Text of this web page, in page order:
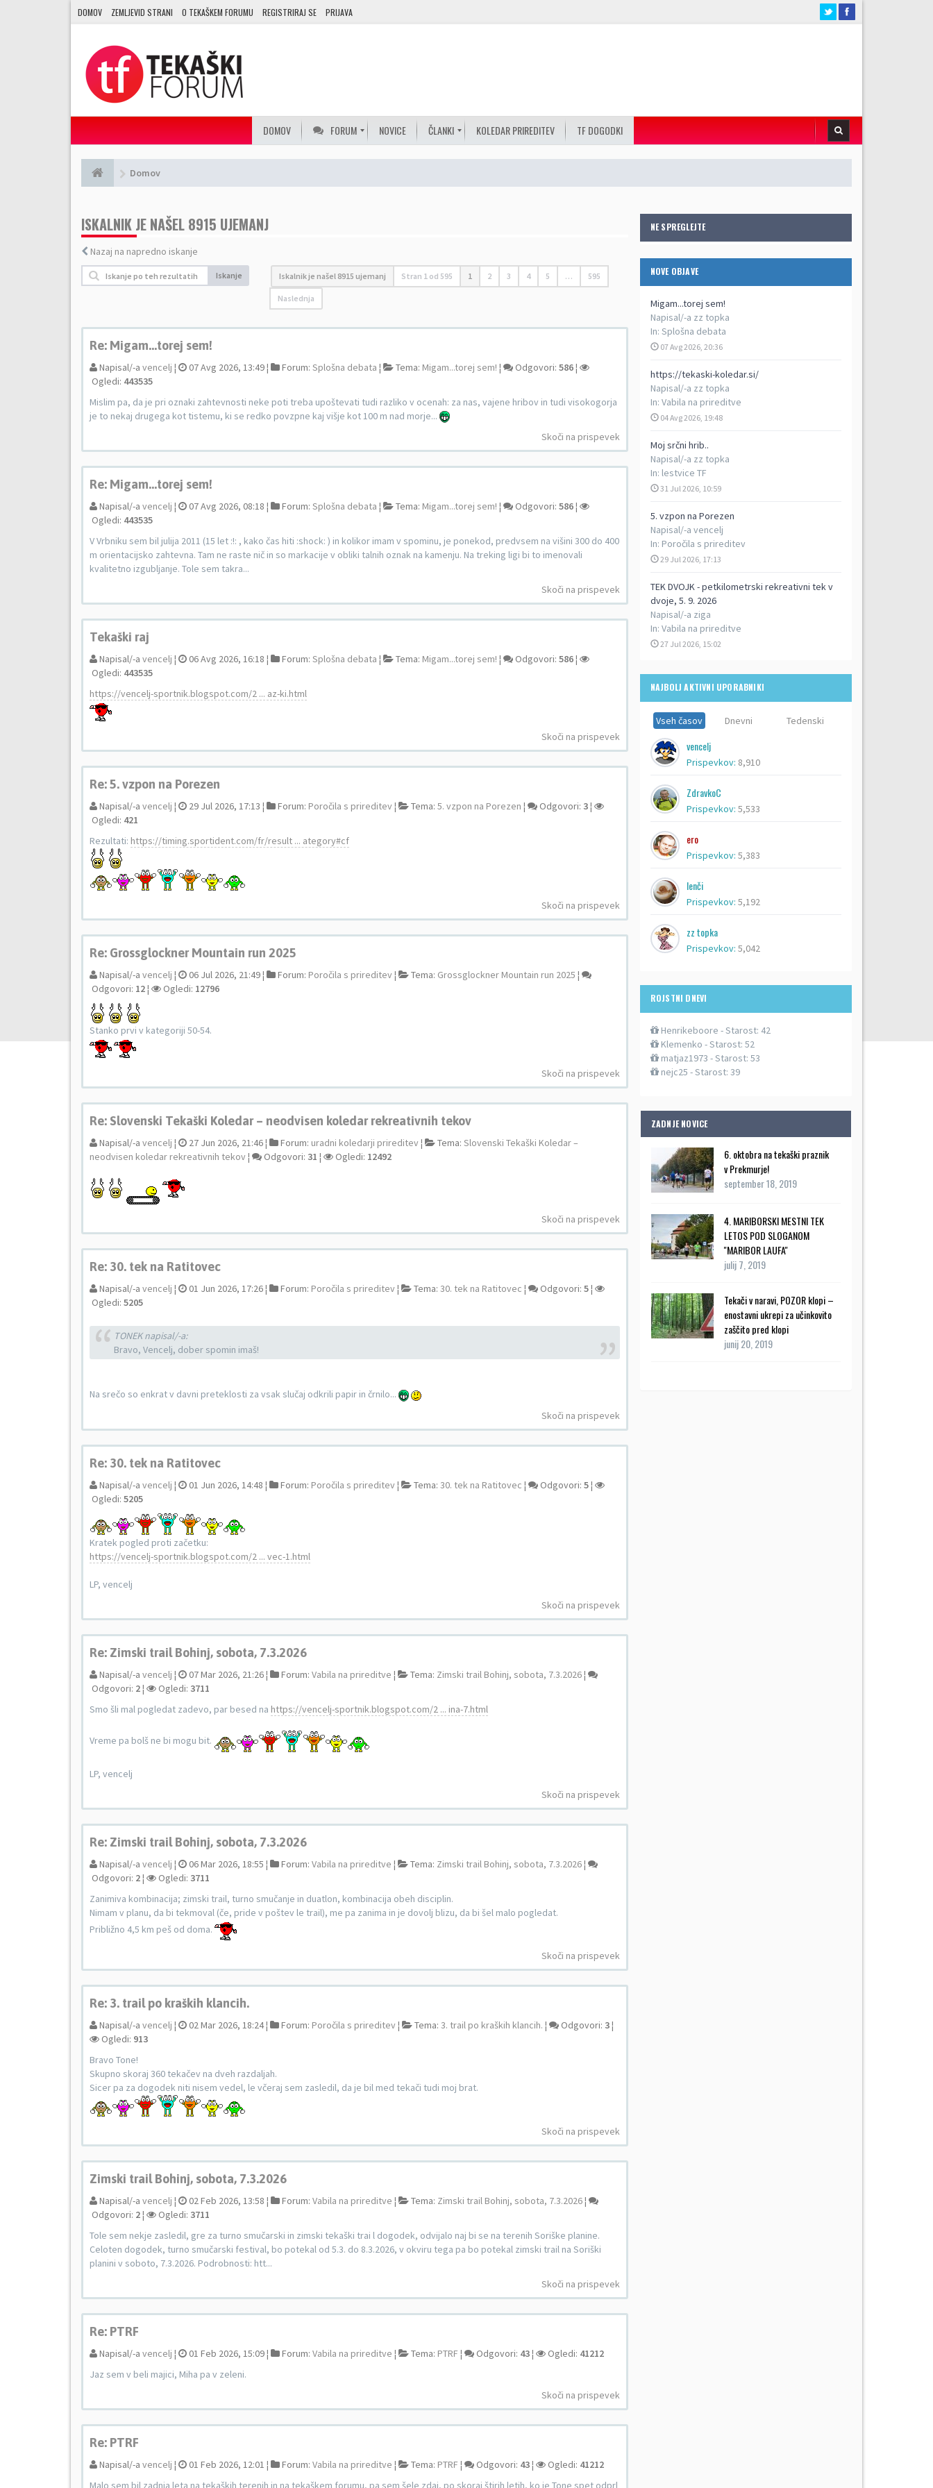
DOMOV ZEMLJEVID STRANI O TEKAŠKEM FORUMU REGISTRIRAJ SE PRIJAVA
DOMOV FORUM NOVICE ČLANKI KOLEDAR PRIREDITEV TF DOGODKI
Domov
NE SPREGLEJTE
NOVE OBJAVE
Migam...torej sem!
Napisal/-a zz topka
In: Splošna debata
07 Avg 2026, 20:36
https://tekaski-koledar.si/
Napisal/-a zz topka
In: Vabila na prireditve
04 Avg 2026, 19:48
Moj srčni hrib..
Napisal/-a zz topka
In: lestvice TF
31 Jul 2026, 10:59
5. vzpon na Porezen
Napisal/-a vencelj
In: Poročila s prireditev
29 Jul 2026, 17:13
TEK DVOJK - petkilometrski rekreativni tek v
dvoje, 5. 9. 2026
Napisal/-a ziga
In: Vabila na prireditve
27 Jul 2026, 15:02
NAJBOLJ AKTIVNI UPORABNIKI
Vseh časov Dnevni Tedenski
vencelj
Prispevkov: 8,910
ZdravkoC
Prispevkov: 5,533
ero
Prispevkov: 5,383
lenči
Prispevkov: 5,192
zz topka
Prispevkov: 5,042
ROJSTNI DNEVI
Henrikeboore - Starost: 42
Klemenko - Starost: 52
matjaz1973 - Starost: 53
nejc25 - Starost: 39
ZADNJE NOVICE
6. oktobra na tekaški praznik
v Prekmurje!
september 18, 2019
4. MARIBORSKI MESTNI TEK
LETOS POD SLOGANOM
''MARIBOR LAUFA''
julij 7, 2019
Tekači v naravi, POZOR klopi –
enostavni ukrepi za učinkovito
zaščito pred klopi
junij 20, 2019
ISKALNIK JE NAŠEL 8915 UJEMANJ
Nazaj na napredno iskanje
Iskanje Iskalnik je našel 8915 ujemanj Stran 1od 595 1 2 3 4 5 … 595
Naslednja
Re: Migam...torej sem!
Napisal/-a vencelj ¦ 07 Avg 2026, 13:49 ¦ Forum: Splošna debata ¦ Tema: Migam...torej sem! ¦ Odgovori: 586¦
Ogledi: 443535
Mislim pa, da je pri oznaki zahtevnosti neke poti treba upoštevati tudi razliko v ocenah: za nas, vajene hribov in tudi visokogorja
je to nekaj drugega kot tistemu, ki se redko povzpne kaj višje kot 100 m nad morje...
Skoči na prispevek
Re: Migam...torej sem!
Napisal/-a vencelj ¦ 07 Avg 2026, 08:18 ¦ Forum: Splošna debata ¦ Tema: Migam...torej sem! ¦ Odgovori: 586¦
Ogledi: 443535
V Vrbniku sem bil julija 2011 (15 let :!: , kako čas hiti :shock: ) in kolikor imam v spominu, je ponekod, predvsem na višini 300 do 400
m orientacijsko zahtevna. Tam ne raste nič in so markacije v obliki talnih oznak na kamenju. Na treking ligi bi to imenovali
kvalitetno izgubljanje. Tole sem takra...
Skoči na prispevek
Tekaški raj
Napisal/-a vencelj ¦ 06 Avg 2026, 16:18 ¦ Forum: Splošna debata ¦ Tema: Migam...torej sem! ¦ Odgovori: 586¦
Ogledi: 443535
https://vencelj-sportnik.blogspot.com/2 ... az-ki.html
Skoči na prispevek
Re: 5. vzpon na Porezen
Napisal/-a vencelj ¦ 29 Jul 2026, 17:13 ¦ Forum: Poročila s prireditev ¦ Tema: 5. vzpon na Porezen ¦ Odgovori: 3¦
Ogledi: 421
Rezultati: https://timing.sportident.com/fr/result ... ategory#cf
Skoči na prispevek
Re: Grossglockner Mountain run 2025
Napisal/-a vencelj ¦ 06 Jul 2026, 21:49 ¦ Forum: Poročila s prireditev ¦ Tema: Grossglockner Mountain run 2025 ¦
Odgovori: 12¦ Ogledi: 12796
Stanko prvi v kategoriji 50-54.
Skoči na prispevek
Re: Slovenski Tekaški Koledar – neodvisen koledar rekreativnih tekov
Napisal/-a vencelj ¦ 27 Jun 2026, 21:46 ¦ Forum: uradni koledarji prireditev ¦ Tema: Slovenski Tekaški Koledar –
neodvisen koledar rekreativnih tekov ¦ Odgovori: 31 ¦ Ogledi: 12492
Skoči na prispevek
Re: 30. tek na Ratitovec
Napisal/-a vencelj ¦ 01 Jun 2026, 17:26 ¦ Forum: Poročila s prireditev ¦ Tema: 30. tek na Ratitovec ¦ Odgovori: 5¦
Ogledi: 5205
TONEK napisal/-a:
Bravo, Vencelj, dober spomin imaš!
Na srečo so enkrat v davni preteklosti za vsak slučaj odkrili papir in črnilo...
Skoči na prispevek
Re: 30. tek na Ratitovec
Napisal/-a vencelj ¦ 01 Jun 2026, 14:48 ¦ Forum: Poročila s prireditev ¦ Tema: 30. tek na Ratitovec ¦ Odgovori: 5¦
Ogledi: 5205
Kratek pogled proti začetku:
https://vencelj-sportnik.blogspot.com/2 ... vec-1.html
LP, vencelj
Skoči na prispevek
Re: Zimski trail Bohinj, sobota, 7.3.2026
Napisal/-a vencelj ¦ 07 Mar 2026, 21:26 ¦ Forum: Vabila na prireditve ¦ Tema: Zimski trail Bohinj, sobota, 7.3.2026¦
Odgovori: 2¦ Ogledi: 3711
Smo šli mal pogledat zadevo, par besed na https://vencelj-sportnik.blogspot.com/2 ... ina-7.html
Vreme pa bolš ne bi mogu bit.
LP, vencelj
Skoči na prispevek
Re: Zimski trail Bohinj, sobota, 7.3.2026
Napisal/-a vencelj ¦ 06 Mar 2026, 18:55 ¦ Forum: Vabila na prireditve ¦ Tema: Zimski trail Bohinj, sobota, 7.3.2026¦
Odgovori: 2¦ Ogledi: 3711
Zanimiva kombinacija; zimski trail, turno smučanje in duatlon, kombinacija obeh disciplin.
Nimam v planu, da bi tekmoval (če, pride v poštev le trail), me pa zanima in je dovolj blizu, da bi šel malo pogledat.
Približno 4,5 km peš od doma.
Skoči na prispevek
Re: 3. trail po kraških klancih.
Napisal/-a vencelj ¦ 02 Mar 2026, 18:24 ¦ Forum: Poročila s prireditev ¦ Tema: 3. trail po kraških klancih. ¦ Odgovori: 3¦
Ogledi: 913
Bravo Tone!
Skupno skoraj 360 tekačev na dveh razdaljah.
Sicer pa za dogodek niti nisem vedel, le včeraj sem zasledil, da je bil med tekači tudi moj brat.
Skoči na prispevek
Zimski trail Bohinj, sobota, 7.3.2026
Napisal/-a vencelj ¦ 02 Feb 2026, 13:58 ¦ Forum: Vabila na prireditve ¦ Tema: Zimski trail Bohinj, sobota, 7.3.2026¦
Odgovori: 2¦ Ogledi: 3711
Tole sem nekje zasledil, gre za turno smučarski in zimski tekaški trai l dogodek, odvijalo naj bi se na terenih Soriške planine.
Celoten dogodek, turno smučarski festival, bo potekal od 5.3. do 8.3.2026, v okviru tega pa bo potekal zimski trail na Soriški
planini v soboto, 7.3.2026. Podrobnosti: htt...
Skoči na prispevek
Re: PTRF
Napisal/-a vencelj ¦ 01 Feb 2026, 15:09 ¦ Forum: Vabila na prireditve ¦ Tema: PTRF ¦ Odgovori: 43¦ Ogledi: 41212
Jaz sem v beli majici, Miha pa v zeleni.
Skoči na prispevek
Re: PTRF
Napisal/-a vencelj ¦ 01 Feb 2026, 12:01 ¦ Forum: Vabila na prireditve ¦ Tema: PTRF ¦ Odgovori: 43¦ Ogledi: 41212
Malo sem bil zadnja leta na tekaških terenih in na tekaškem forumu, pa sem šele zdaj, po skoraj štirih letih, ko je Tone spet odprl